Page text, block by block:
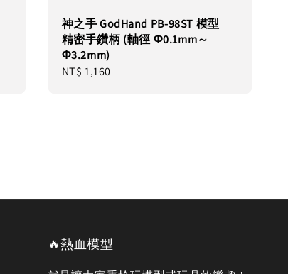
神之手 GodHand PB-98ST 模型
精密手鑽柄 (軸徑 Φ0.1mm～
Φ3.2mm)
Regular
NT$ 1,160
🔥熱血模型